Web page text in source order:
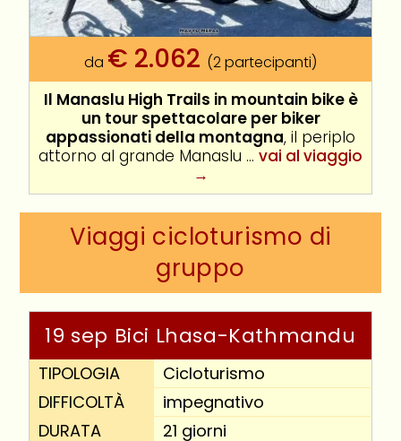
da € 2.062 (2 partecipanti)
Il Manaslu High Trails in mountain bike è
un tour spettacolare per biker
appassionati della montagna, il periplo
attorno al grande Manaslu ... vai al viaggio
→
Viaggi cicloturismo di
gruppo
19 sep Bici Lhasa-Kathmandu
TIPOLOGIA
Cicloturismo
DIFFICOLTÀ
impegnativo
DURATA
21 giorni